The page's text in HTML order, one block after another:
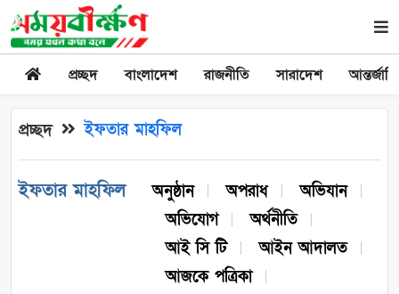
প্রচ্ছদ বাংলাদেশ রাজনীতি সারাদেশ
প্রচ্ছদ ইফতার মাহফিল
ইফতার মাহফিল অনুষ্ঠান অপরাধ
অভিযান
অভিযোগ
অর্থনীতি
আই সি টি
আইন আদালত
আজকে পত্রিকা